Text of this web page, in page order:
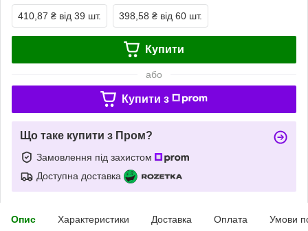
410,87 ₴ від 39 шт. 398,58 ₴ від 60 шт.
Купити
або
Купити з
Що таке купити з Пром?
Замовлення під захистом
Доступна доставка
Опис Характеристики Доставка Оплата Умови